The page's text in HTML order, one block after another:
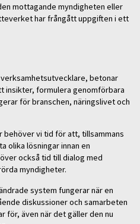
mottagande myndigheten eller
har frångått uppgiften i ett
betonar
insikter, formulera genomförbara
för branschen, näringslivet och
behöver vi tid för att, tillsammans
olika lösningar innan en
också tid till dialog med
myndigheter.
system fungerar när en
diskussioner och samarbeten
för, även när det gäller den nu